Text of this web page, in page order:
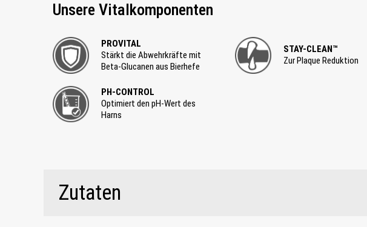
Unsere Vitalkomponenten
PROVITAL
Stärkt die Abwehrkräfte mit
Beta-Glucanen aus Bierhefe
STAY-CLEAN™
Zur Plaque Reduktion
PH-CONTROL
Optimiert den pH-Wert des
Harns
Zutaten